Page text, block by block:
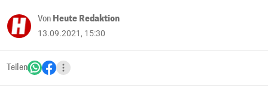
Von Heute Redaktion
13.09.2021, 15:30
Teilen